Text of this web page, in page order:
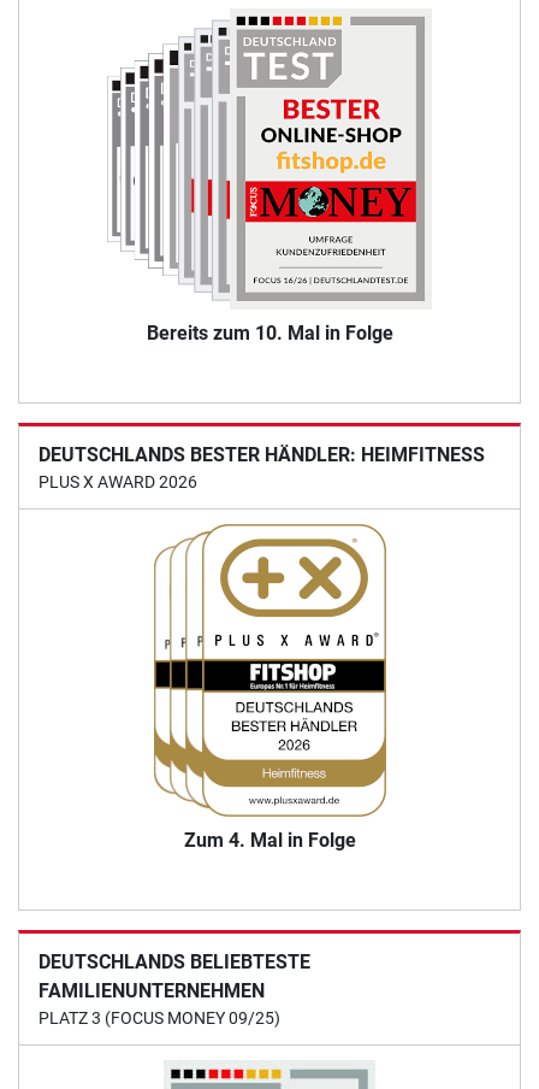
Bereits zum 10. Mal in Folge
DEUTSCHLANDS BESTER HÄNDLER: HEIMFITNESS
PLUS X AWARD 2026
Zum 4. Mal in Folge
DEUTSCHLANDS BELIEBTESTE
FAMILIENUNTERNEHMEN
PLATZ 3 (FOCUS MONEY 09/25)